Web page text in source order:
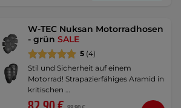
W-TEC Nuksan Motorradhosen
- grünSALE
5 (4)
Stil und Sicherheit auf einem
Motorrad! Strapazierfähiges Aramid in
kritischen …